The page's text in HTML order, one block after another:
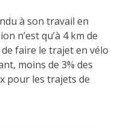
à son travail en
n’est qu’à 4 km de
faire le trajet en vélo
moins de 3% des
pour les trajets de